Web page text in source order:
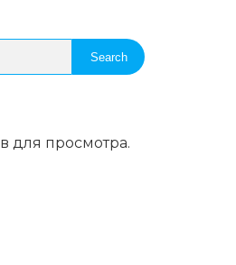
Search
для просмотра.